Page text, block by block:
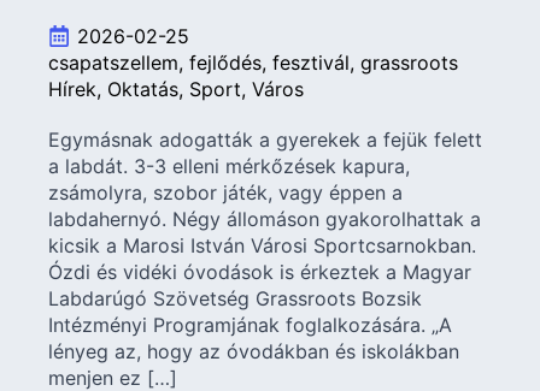
2026-02-25
csapatszellem fejlődés fesztivál grassroots
Hírek Oktatás Sport Város
Egymásnak adogatták a gyerekek a fejük felett
a labdát. 3-3 elleni mérkőzések kapura,
zsámolyra, szobor játék, vagy éppen a
labdahernyó. Négy állomáson gyakorolhattak a
kicsik a Marosi István Városi Sportcsarnokban.
Ózdi és vidéki óvodások is érkeztek a Magyar
Labdarúgó Szövetség Grassroots Bozsik
Intézményi Programjának foglalkozására. „A
lényeg az, hogy az óvodákban és iskolákban
menjen ez […]